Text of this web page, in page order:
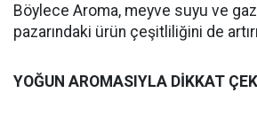
Böylece Aroma, meyve suyu ve
pazarındaki ürün çeşitliliğini de
YOĞUN AROMASIYLA DİKKAT